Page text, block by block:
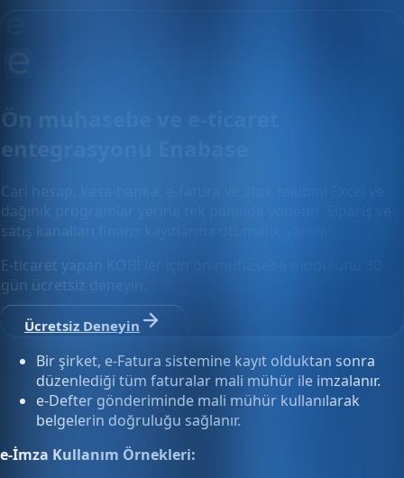
Ön muhasebe ve e-ticaret
entegrasyonu Enabase
Cari hesap, kasa-banka, e-fatura ve stok takibini Excel ve
dağınık programlar yerine tek panelde yönetin. Sipariş ve
satış kanalları finans kayıtlarına otomatik yansır.
E-ticaret yapan KOBİ'ler için ön muhasebe modülünü 30
gün ücretsiz deneyin.
Ücretsiz Deneyin
Bir şirket, e-Fatura sistemine kayıt olduktan sonra
düzenlediği tüm faturalar mali mühür ile imzalanır.
e-Defter gönderiminde mali mühür kullanılarak
belgelerin doğruluğu sağlanır.
e-İmza Kullanım Örnekleri: